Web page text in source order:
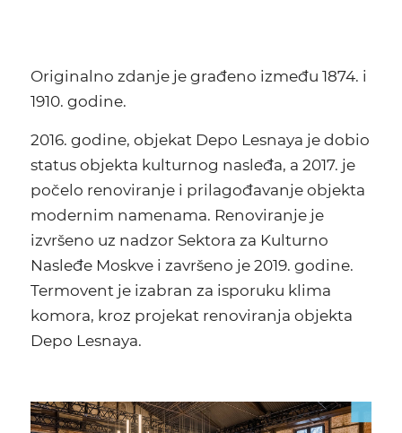
Originalno zdanje je građeno između 1874. i
1910. godine.
2016. godine, objekat Depo Lesnaya je dobio
status objekta kulturnog nasleđa, a 2017. je
počelo renoviranje i prilagođavanje objekta
modernim namenama. Renoviranje je
izvršeno uz nadzor Sektora za Kulturno
Nasleđe Moskve i završeno je 2019. godine.
Termovent je izabran za isporuku klima
komora, kroz projekat renoviranja objekta
Depo Lesnaya.